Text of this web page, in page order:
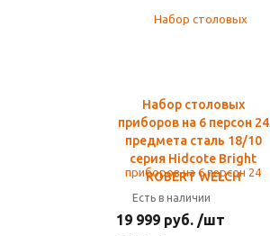
Набор столовых
приборов на 6 персон 24
предмета сталь 18/10
серия Hidcote Bright
ROBERT WELCH
Есть в наличии
19 999 руб. /шт